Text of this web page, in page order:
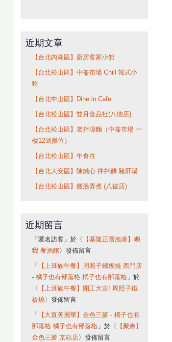
近期文章
【台北內湖區】廚房客家小館
【台北松山區】中崙市場 Chill 韓式小
吃
【台北中山區】Dine in Cafe
【台北松山區】雙月食品社(八德店)
【台北松山區】老拌涼麵（中崙市場 一
樓12號攤位）
【台北松山區】午食在
【台北大安區】陳鐵心 拌拌麵 豬肝湯
【台北松山區】搬湯弄煮 (八德店)
近期留言
「 匿名訪客 」於〈
【基隆正濱漁港】嶼
我 餐酒館〉發佈留言
「
【上班族午餐】周照子鐵板燒 西門店
- 橘子也有部落格 橘子也有部落格」於
〈
【上班族午餐】開工大吉! 周照子鐵
板燒〉發佈留言
「
【大直美麗華】金色三麥 - 橘子也有
部落格 橘子也有部落格」於〈
【聚會】
金色三麥 京站店 〉發佈留言